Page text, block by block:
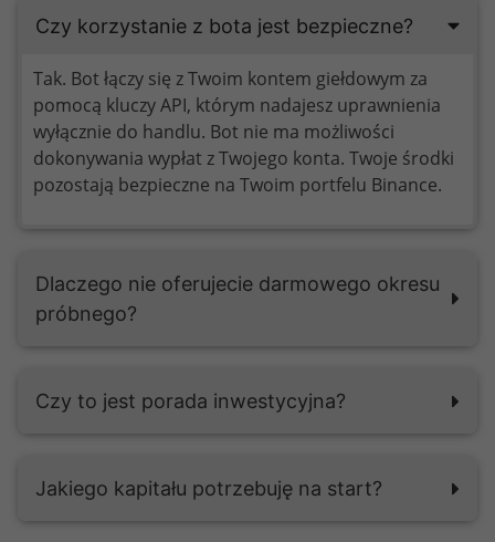
Czy korzystanie z bota jest bezpieczne?
Tak. Bot łączy się z Twoim kontem giełdowym za
pomocą kluczy API, którym nadajesz uprawnienia
wyłącznie do handlu. Bot nie ma możliwości
dokonywania wypłat z Twojego konta. Twoje środki
pozostają bezpieczne na Twoim portfelu Binance.
Dlaczego nie oferujecie darmowego okresu
próbnego?
Czy to jest porada inwestycyjna?
Jakiego kapitału potrzebuję na start?